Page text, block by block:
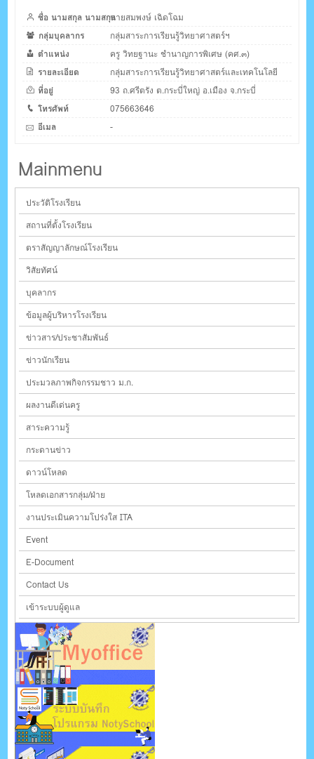
ชื่อ นามสกุล นามสกุลนายสมพงษ์ เฉิดโฉม
กลุ่มบุคลากร
กลุ่มสาระการเรียนรู้วิทยาศาสตร์ฯ
ตำแหน่ง
ครู วิทยฐานะ ชำนาญการพิเศษ (คศ.๓)
รายละเอียด
กลุ่มสาระการเรียนรู้วิทยาศาสตร์และเทคโนโลยี
ที่อยู่
93 ถ.ศรีตรัง ต.กระบี่ใหญ่ อ.เมือง จ.กระบี่
โทรศัพท์
075663646
อีเมล
-
Mainmenu
ประวัติโรงเรียน
สถานที่ตั้งโรงเรียน
ตราสัญญาลักษณ์โรงเรียน
วิสัยทัศน์
บุคลากร
ข้อมูลผู้บริหารโรงเรียน
ข่าวสาร/ประชาสัมพันธ์
ข่าวนักเรียน
ประมวลภาพกิจกรรมชาว ม.ก.
ผลงานดีเด่นครู
สาระความรู้
กระดานข่าว
ดาวน์โหลด
โหลดเอกสารกลุ่ม/ฝ่าย
งานประเมินความโปร่งใส ITA
Event
E-Document
Contact Us
เข้าระบบผู้ดูแล